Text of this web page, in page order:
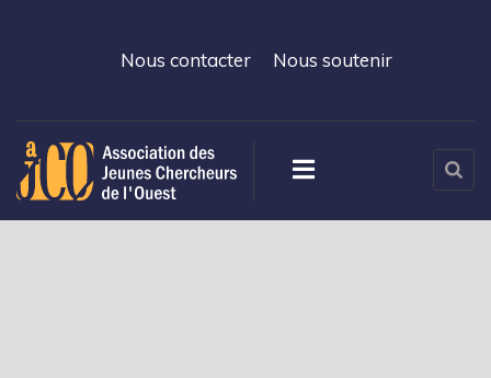
Nous contacter Nous soutenir